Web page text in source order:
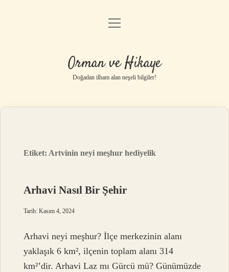
Anasayfa
Yasal Uyarı
menüyü
Orman ve Hikaye
Doğadan ilham alan neşeli bilgiler!
Etiket: Artvinin neyi meşhur hediyelik
Arhavi Nasıl Bir Şehir
Tarih: Kasım 4, 2024
Arhavi neyi meşhur? İlçe merkezinin alanı
yaklaşık 6 km², ilçenin toplam alanı 314
km²’dir. Arhavi Laz mı Gürcü mü? Günümüzde